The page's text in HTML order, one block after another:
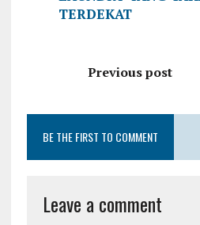
TERDEKAT
Previous post
BE THE FIRST TO COMMENT
Leave a comment